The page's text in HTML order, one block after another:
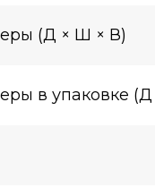
(Д × Ш × В)
в упаковке